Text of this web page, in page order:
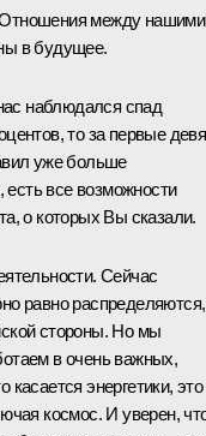
между нашими
в будущее.
наблюдался спад
то за первые
уже больше
есть все возможности
о которых Вы сказали.
Сейчас
равно распределяются,
стороны. Но мы
в очень важных,
касается энергетики, это
космос. И уверен,